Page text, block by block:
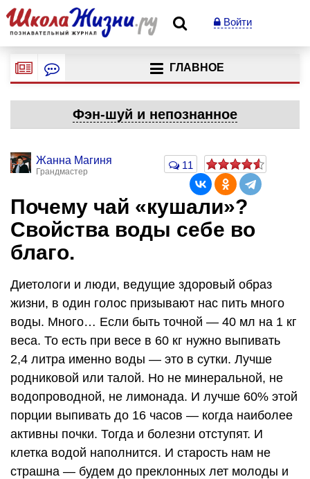
Войти
ГЛАВНОЕ
Фэн-шуй и непознанное
Жанна Магиня
Грандмастер
11
Почему чай «кушали»?
Свойства воды себе во
благо.
Диетологи и люди, ведущие здоровый образ
жизни, в один голос призывают нас пить много
воды. Много… Если быть точной — 40 мл на 1 кг
веса. То есть при весе в 60 кг нужно выпивать
2,4 литра именно воды — это в сутки. Лучше
родниковой или талой. Но не минеральной, не
водопроводной, не лимонада. И лучше 60% этой
порции выпивать до 16 часов — когда наиболее
активны почки. Тогда и болезни отступят. И
клетка водой наполнится. И старость нам не
страшна — будем до преклонных лет молоды и